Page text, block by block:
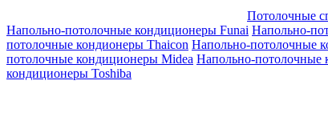
Потолочные
Напольно-потолочные кондиционеры Funai Напольно-
потолочные кондионеры Thaicon Напольно-потолочные
потолочные кондиционеры Midea Напольно-потолочные
кондиционеры Toshiba